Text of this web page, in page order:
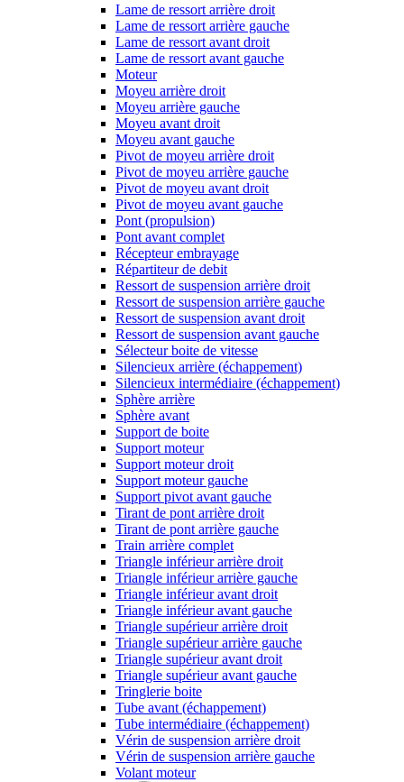
Lame de ressort arrière droit
Lame de ressort arrière gauche
Lame de ressort avant droit
Lame de ressort avant gauche
Moteur
Moyeu arrière droit
Moyeu arrière gauche
Moyeu avant droit
Moyeu avant gauche
Pivot de moyeu arrière droit
Pivot de moyeu arrière gauche
Pivot de moyeu avant droit
Pivot de moyeu avant gauche
Pont (propulsion)
Pont avant complet
Récepteur embrayage
Répartiteur de debit
Ressort de suspension arrière droit
Ressort de suspension arrière gauche
Ressort de suspension avant droit
Ressort de suspension avant gauche
Sélecteur boite de vitesse
Silencieux arrière (échappement)
Silencieux intermédiaire (échappement)
Sphère arrière
Sphère avant
Support de boite
Support moteur
Support moteur droit
Support moteur gauche
Support pivot avant gauche
Tirant de pont arrière droit
Tirant de pont arrière gauche
Train arrière complet
Triangle inférieur arrière droit
Triangle inférieur arrière gauche
Triangle inférieur avant droit
Triangle inférieur avant gauche
Triangle supérieur arrière droit
Triangle supérieur arrière gauche
Triangle supérieur avant droit
Triangle supérieur avant gauche
Tringlerie boite
Tube avant (échappement)
Tube intermédiaire (échappement)
Vérin de suspension arrière droit
Vérin de suspension arrière gauche
Volant moteur